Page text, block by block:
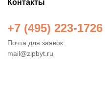
Контакты
+7 (495) 223-1726
Почта для заявок:
mail@zipbyt.ru